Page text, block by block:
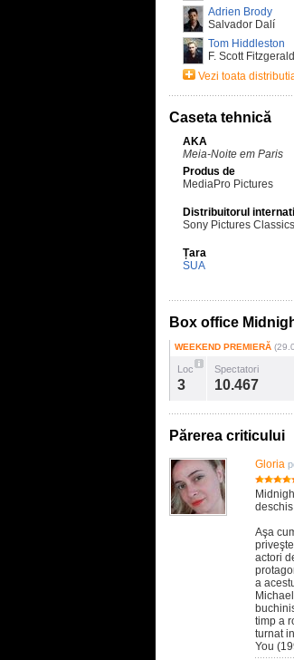
Adrien Brody
Salvador Dalí
Tom Hiddleston
F. Scott Fitzgerald
Vezi toata
Caseta tehnică
AKA
Meia-Noite em Paris
Produs de
MediaPro Pictures
Distribuitorul
Sony Pictures Classics
Țara
SUA
Box office
WEEKEND PREMIERĂ
Loc
3
Spectatori
10.467
Părerea criticului
Gloria
Aşa
actori
a
timp a
turnat
You